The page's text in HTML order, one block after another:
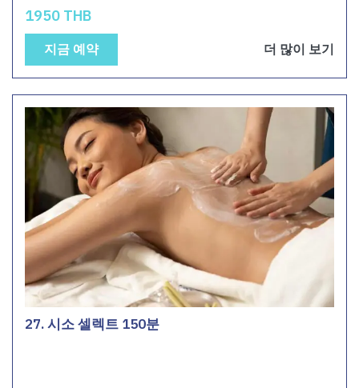
1950 THB
지금 예약 더 많이 보기
27. 시소 셀렉트 150분